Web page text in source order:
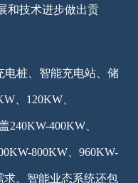
和技术进步做出贡
桩、智能充电站、储
、120KW、
240KW-400KW、
800KW、960KW-
求。智能业态系统还包